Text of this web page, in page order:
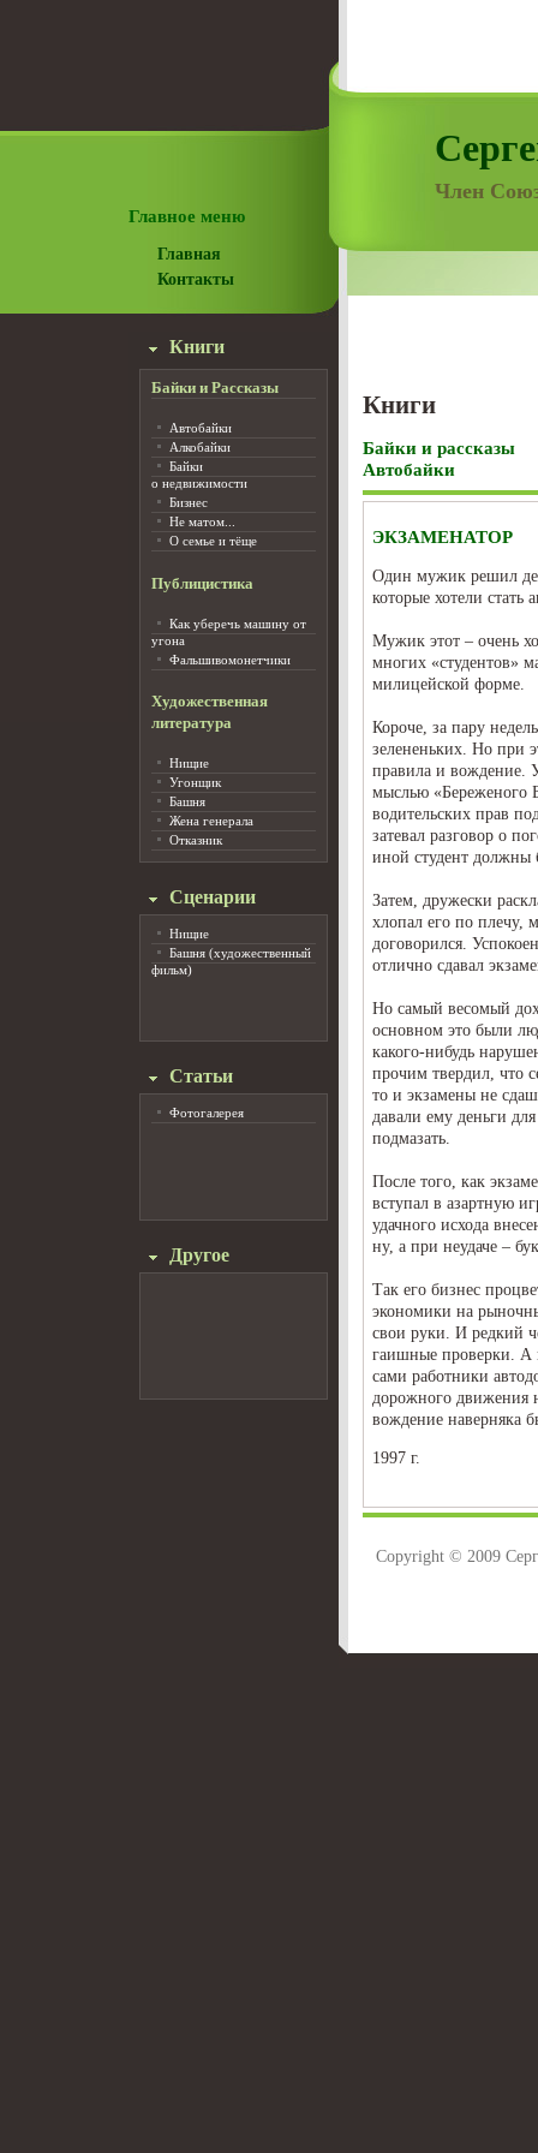
Главное меню
Главная
Контакты
Книги
Байки и Рассказы
Автобайки
Алкобайки
Байки
о недвижимости
Бизнес
Не матом...
О семье и тёще
Публицистика
Как уберечь машину от
угона
Фальшивомонетчики
Художественная
литература
Нищие
Угонщик
Башня
Жена генерала
Отказник
Сценарии
Нищие
Башня (художественный
фильм)
Статьи
Фотогалерея
Другое
Член
Книги
Байки и рассказы
Автобайки
ЭКЗАМЕНАТОР
Один мужик решил
которые хотели
Мужик этот – очень
многих «студентов»
милицейской форме.
Короче, за пару
зелененьких. Но при
правила и вождение.
мыслью «Береженого
водительских прав
затевал разговор о
иной студент должны
Затем, дружески
хлопал его по плечу,
договорился.
отлично сдавал
Но самый весомый
основном это были
какого-нибудь
прочим твердил, что
то и экзамены не
давали ему деньги
подмазать.
После того, как
вступал в азартную
удачного исхода
ну, а при неудаче –
Так его бизнес
экономики на
свои руки. И редкий
гаишные проверки. А
сами работники
дорожного движения
вождение наверняка
1997 г.
Copyright © 2009